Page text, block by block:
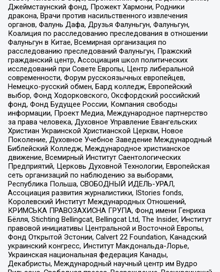
Джеймстаунский фонд, Прожект Хармони, Родники
дракона, Врачи против насильственного извлечения
органов, Фалунь Дафа, Друзья Фалуньгун, Фалуньгун,
Коалиция по расследованию преследования в отношении
Фалуньгун в Китае, Всемирная организация по
расследованию преследований Фалуньгун, Пражский
гражданский центр, Ассоциация школ политических
исследований при Совете Европы, Центр либеральной
современности, Форум русскоязычных европейцев,
Немецко-русский обмен, Бард колледж, Европейский
выбор, Фонд Ходорковского, Оксфордский российский
фонд, Фонд Будущее России, Компания свободы
информации, Проект Медиа, Международное партнерство
за права человека, Духовное Управление Евангельских
Христиан Украинской Христианской Церкви, Новое
Поколение, Духовное Учебное Заведение Международный
Библейский Колледж, Международное христианское
движение, Всемирный Институт Саентологических
Предприятий, Церковь Духовной Технологии, Европейская
сеть организаций по наблюдению за выборами,
Республика Польша, СВОБОДНЫЙ ИДЕЛЬ-УРАЛ,
Ассоциация развития журналистики, IStories fonds,
Королевский Институт Международных Отношений,
КРИМСЬКА ПРАВОЗАХИСНА ГРУПА, Фонд имени Генриха
Бёлля, Stichting Bellingcat, Bellingcat Ltd, The Insider, Институт
правовой инициативы Центральной и Восточной Европы,
Фонд Открытой Эстонии, Calvert 22 Foundation, Канадский
украинский конгресс, Институт Макдональда-Лорье,
Украинская национальная федерация Канады,
Декабристы, Международный научный центр им Вудро